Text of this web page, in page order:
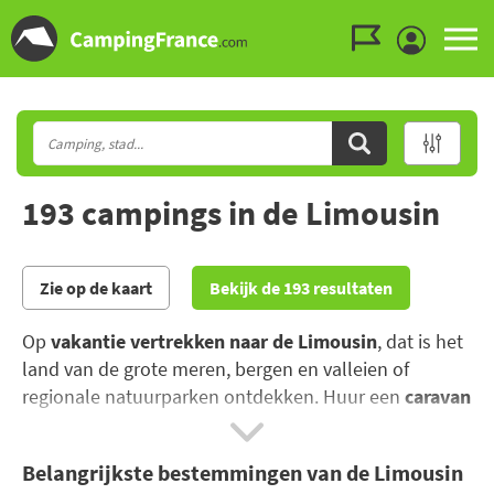
193 campings in de Limousin
Zie op de kaart Bekijk de 193 resultaten
Op vakantie vertrekken naar de Limousin, dat is het
land van de grote meren, bergen en valleien of
regionale natuurparken ontdekken. Huur een caravan
op een camping met zwembad
Dordogne rivier (wandelingen, sportieve activiteiten
Belangrijkste bestemmingen van de Limousin